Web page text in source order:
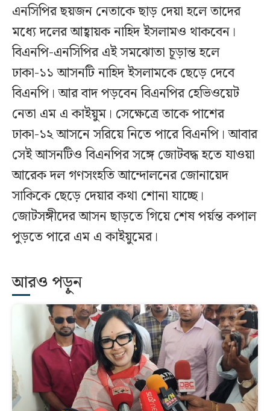
এনসিপির ছয়জন নেতাকে ছাড় দেয়া হলে তাদের
মধ্যে দলের আহ্বায়ক নাহিদ ইসলামও থাকবেন।
বিএনপি-এনসিপির এই সমঝোতা চূড়ান্ত হলে
ঢাকা-১১ আসনটি নাহিদ ইসলামকে ছেড়ে দেবে
বিএনপি। আর বাদ পড়বেন বিএনপির হেভিওয়েট
নেতা এম এ কাইয়ুম। সেক্ষেত্রে তাকে পাশের
ঢাকা-১২ আসনে সরিয়ে নিতে পারে বিএনপি। আবার
সেই আসনটিও বিএনপির সঙ্গে জোটবদ্ধ হতে যাওয়া
আরেক দল গণসংহতি আন্দোলনের জোনায়েদ
সাকিকে ছেড়ে দেয়ার কথা শোনা যাচ্ছে।
জোটসঙ্গীদের আসন ছাড়তে গিয়ে শেষ পর্য়ন্ত কপাল
পুড়তে পারে এম এ কাইয়ুমের।
আরও পড়ুন